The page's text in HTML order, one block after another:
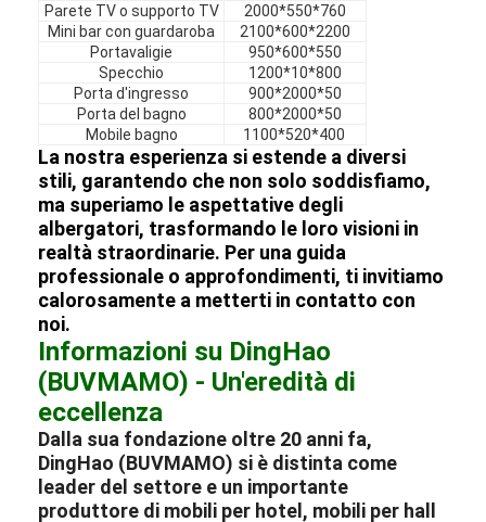
Parete TV o supporto TV
2000*550*760
Mini bar con guardaroba
2100*600*2200
Portavaligie
950*600*550
Specchio
1200*10*800
Porta d'ingresso
900*2000*50
Porta del bagno
800*2000*50
Mobile bagno
1100*520*400
La nostra esperienza si estende a diversi
stili, garantendo che non solo soddisfiamo,
ma superiamo le aspettative degli
albergatori, trasformando le loro visioni in
realtà straordinarie. Per una guida
professionale o approfondimenti, ti invitiamo
calorosamente a metterti in contatto con
noi.
Informazioni su DingHao
(BUVMAMO) - Un'eredità di
eccellenza
Dalla sua fondazione oltre 20 anni fa,
DingHao (BUVMAMO) si è distinta come
leader del settore e un importante
produttore di mobili per hotel , mobili per hall